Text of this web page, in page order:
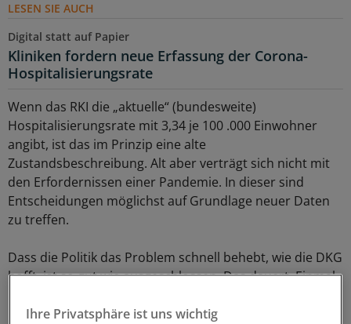
LESEN SIE AUCH
Digital statt auf Papier
Kliniken fordern neue Erfassung der Corona-
Hospitalisierungsrate
Wenn das RKI die „aktuelle“ (bundesweite)
Hospitalisierungsrate mit 3,34 je 100 .000 Einwohner
angibt, ist das im Prinzip eine alte
Zustandsbeschreibung. Alt aber verträgt sich nicht mit
den Erfordernissen einer Pandemie. In dieser sind
Entscheidungen möglichst auf Grundlage neuer Daten
zu treffen.
Dass die Politik das Problem schnell behebt, wie die DKG
hofft, ist so gut wie ausgeschlossen. Das dauert. Einmal
bei der Digitalisierung seiner Gesundheitsstrukturen.
Ihre Privatsphäre ist uns wichtig